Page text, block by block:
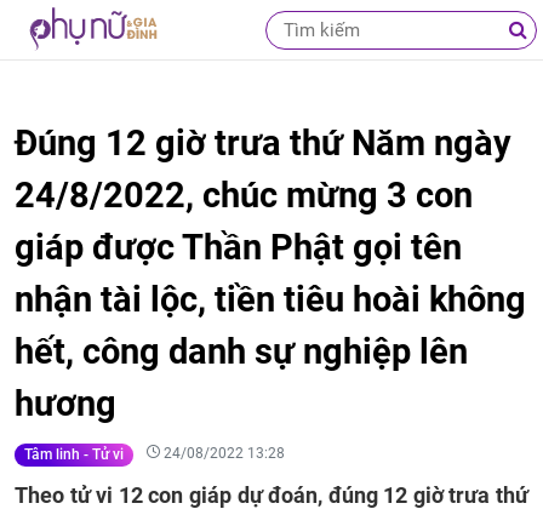
Đúng 12 giờ trưa thứ Năm ngày
24/8/2022, chúc mừng 3 con
giáp được Thần Phật gọi tên
nhận tài lộc, tiền tiêu hoài không
hết, công danh sự nghiệp lên
hương
Tâm linh - Tử vi 24/08/2022 13:28
Theo tử vi 12 con giáp dự đoán, đúng 12 giờ trưa thứ